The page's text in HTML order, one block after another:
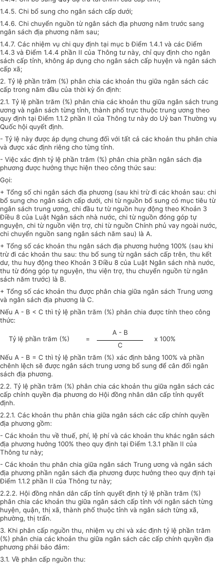
1.4.5. Chi bổ sung cho ngân sách cấp dưới;
1.4.6. Chi chuyển nguồn từ ngân sách địa phương năm trước sang
ngân sách địa phương năm sau;
1.4.7. Các nhiệm vụ chi quy định tại mục b Điểm 1.4.1 và các Điểm
1.4.3 và Điểm 1.4.4 phần II của Thông tư này, chỉ quy định cho ngân
sách cấp tỉnh, không áp dụng cho ngân sách cấp huyện và ngân sách
cấp xã;
2. Tỷ lệ phần trăm (%) phân chia các khoản thu giữa ngân sách các
cấp trong năm đầu của thời kỳ ổn định:
2.1. Tỷ lệ phần trăm (%) phân chia các khoản thu giữa ngân sách trung
ương và ngân sách từng tỉnh, thành phố trực thuộc trung ương theo
quy định tại Điểm 1.1.2 phần II của Thông tư này do Uỷ ban Thường vụ
Quốc hội quyết định.
- Tỷ lệ này được áp dụng chung đối với tất cả các khoản thu phân chia
và được xác định riêng cho từng tỉnh.
- Việc xác định tỷ lệ phần trăm (%) phân chia phần ngân sách địa
phương được hưởng thực hiện theo công thức sau:
Gọi:
+ Tổng số chi ngân sách địa phương (sau khi trừ đi các khoản sau: chi
bổ sung cho ngân sách cấp dưới, chi từ nguồn bổ sung có mục tiêu từ
ngân sách trung ương, chi đầu tư từ nguồn huy động theo Khoản 3
Điều 8 của Luật Ngân sách nhà nước, chi từ nguồn đóng góp tự
nguyện, chi từ nguồn viện trợ, chi từ nguồn Chính phủ vay ngoài nước,
chi chuyển nguồn sang ngân sách năm sau) là A.
+ Tổng số các khoản thu ngân sách địa phương hưởng 100% (sau khi
trừ đi các khoản thu sau: thu bổ sung từ ngân sách cấp trên, thu kết
dư, thu huy động theo Khoản 3 Điều 8 của Luật Ngân sách nhà nước,
thu từ đóng góp tự nguyện, thu viện trợ, thu chuyển nguồn từ ngân
sách năm trước) là B.
+ Tổng số các khoản thu được phân chia giữa ngân sách Trung ương
và ngân sách địa phương là C.
Nếu A - B < C thì tỷ lệ phần trăm (%) phân chia được tính theo công
thức:
Tỷ lệ phần trăm (%) =
A - B
x 100%
C
Nếu A - B = C thì tỷ lệ phần trăm (%) xác định bằng 100% và phần
chênh lệch sẽ được ngân sách trung ương bổ sung để cân đối ngân
sách địa phương.
2.2. Tỷ lệ phần trăm (%) phân chia các khoản thu giữa ngân sách các
cấp chính quyền địa phương do Hội đồng nhân dân cấp tỉnh quyết
định.
2.2.1. Các khoản thu phân chia giữa ngân sách các cấp chính quyền
địa phương gồm:
- Các khoản thu về thuế, phí, lệ phí và các khoản thu khác ngân sách
địa phương hưởng 100% theo quy định tại Điểm 1.3.1 phần II của
Thông tư này;
- Các khoản thu phân chia giữa ngân sách Trung ương và ngân sách
địa phương phần ngân sách địa phương được hưởng theo quy định tại
Điểm 1.1.2 phần II của Thông tư này;
2.2.2. Hội đồng nhân dân cấp tỉnh quyết định tỷ lệ phần trăm (%)
phân chia các khoản thu giữa ngân sách cấp tỉnh với ngân sách từng
huyện, quận, thị xã, thành phố thuộc tỉnh và ngân sách từng xã,
phường, thị trấn.
3. Khi phân cấp nguồn thu, nhiệm vụ chi và xác định tỷ lệ phần trăm
(%) phân chia các khoản thu giữa ngân sách các cấp chính quyền địa
phương phải bảo đảm:
3.1. Về phân cấp nguồn thu: